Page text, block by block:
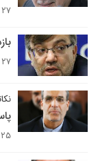
۲۷ فروردین ۱۴۰۳
۲۷ فروردین ۱۴۰۳
۲۵ فروردین ۱۴۰۳